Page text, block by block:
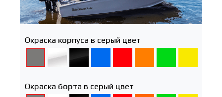
Окраска корпуса в серый цвет
Окраска борта в серый цвет